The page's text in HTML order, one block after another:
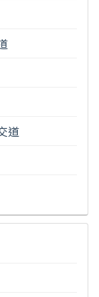
道